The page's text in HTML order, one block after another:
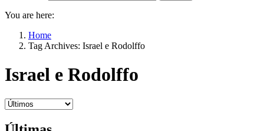
You are here:
Home
Tag Archives: Israel e Rodolffo
Israel e Rodolffo